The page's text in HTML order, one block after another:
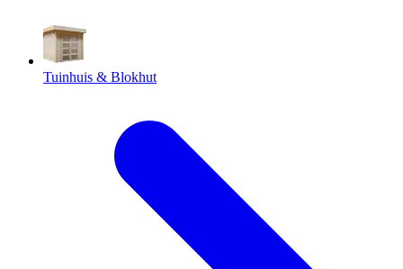
Tuinhuis & Blokhut